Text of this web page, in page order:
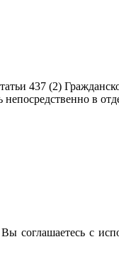
437 (2)
в
соглашаетесь с